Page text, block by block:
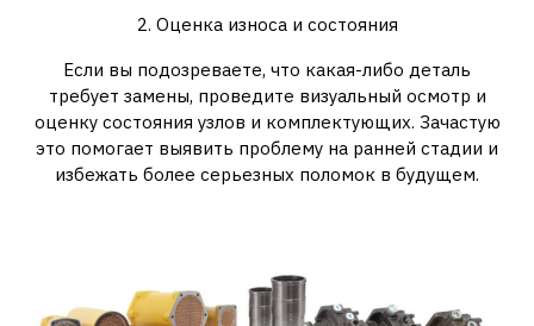
2. Оценка износа и состояния
Если вы подозреваете, что какая-либо деталь
требует замены, проведите визуальный осмотр и
оценку состояния узлов и комплектующих. Зачастую
это помогает выявить проблему на ранней стадии и
избежать более серьезных поломок в будущем.